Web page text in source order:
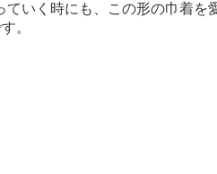
いく時にも、この形の巾着を
。